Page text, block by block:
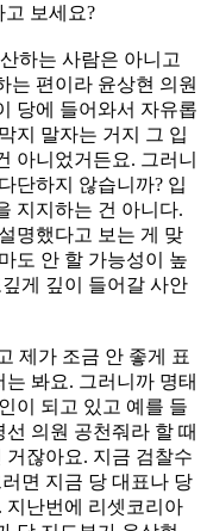
고 보세요?
하는 사람은 아니고
는 편이라 윤상현 의원
당에 들어와서 자유롭
지 말자는 거지 그 입
아니었거든요. 그러니
단하지 않습니까? 입
지지하는 건 아니다.
명했다고 보는 게 맞
도 안 할 가능성이 높
게 깊이 들어갈 사안
제가 조금 안 좋게 표
봐요. 그러니까 명태
이 되고 있고 예를 들
의원 공천줘라 할 때
잖아요. 지금 검찰수
면 지금 당 대표나 당
지난번에 리셋코리아